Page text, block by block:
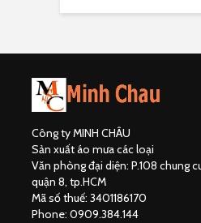
Công ty MINH CHÂU
Sản xuất áo mưa các loại
Văn phòng đại diện: P.108 chung
quận 8, tp.HCM
Mã số thuế: 3401186170
Phone: 0909.384.144